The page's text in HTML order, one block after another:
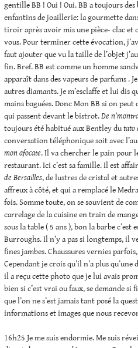
gentille BB ! Oui ! Oui. BB a toujours
enfantins de joaillerie: la gourmette
tiroir après avoir mis une pièce- clac et
vous. Pour terminer cette évocation,
faut ajouter que vu la taille de l’objet
fin. Bref. BB est comme un homme
apparaît dans des vapeurs de parfums .
autres diamants. Je m’esclaffe et lui dis
mains baguées. Donc Mon BB si on
qui passent devant le bistrot.De
toujours été habitué aux Bentley dutato
conversation téléphonique soit avec
mon afocate. Il va chercher le pain pour
restaurant. Ici c’est sa famille. Il est
de Bersailles, de lustres de cristal et
affreux à côté, et qui a remplacé le
fois. Somme toute, on se souvient de
carrelage de la cuisine en train de
sous la table ( 5 ans ), bon la barbe
Burroughs. Il n’y a pas si longtemps, il
fines jambes. Chaussures vernies
Cependant je crois qu’il n’a plus
il a reçu cette photo que je lui avais
bien si c’est vrai ou faux, se demande
que l’on ne s’est jamais tant posé la
informations et images que nous
16h25 Je me suis endormie. Me suis